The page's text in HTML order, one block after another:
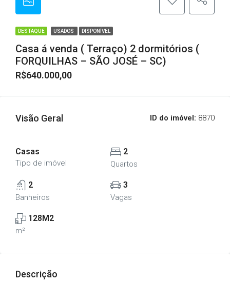
DESTAQUE USADOS DISPONÍVEL
Casa á venda ( Terraço) 2 dormitórios (
FORQUILHAS – SÃO JOSÉ – SC)
R$640.000,00
Visão Geral ID do imóvel: 8870
Casas
Tipo de imóvel
2
Quartos
2
Banheiros
3
Vagas
128M2
m²
Descrição